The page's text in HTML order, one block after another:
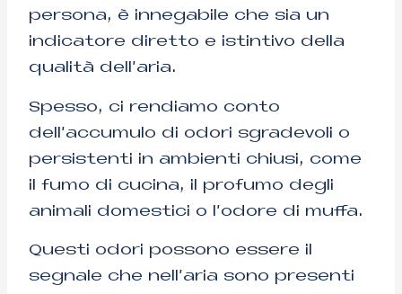
persona, è innegabile che sia un
indicatore diretto e istintivo della
qualità dell’aria.
Spesso, ci rendiamo conto
dell’accumulo di odori sgradevoli o
persistenti in ambienti chiusi, come
il fumo di cucina, il profumo degli
animali domestici o l’odore di muffa.
Questi odori possono essere il
segnale che nell’aria sono presenti